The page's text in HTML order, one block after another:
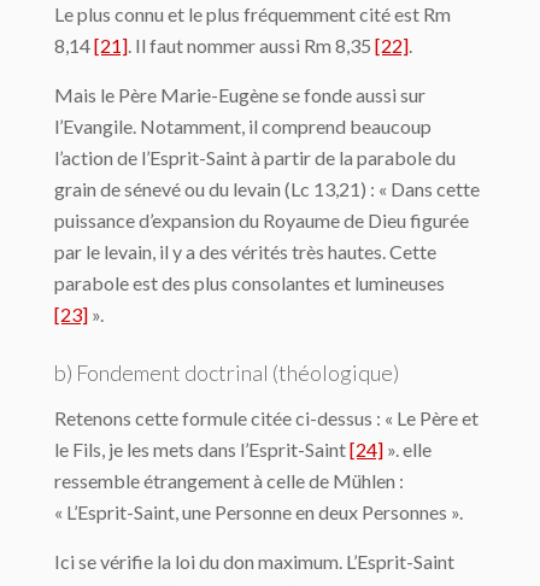
Le plus connu et le plus fréquemment cité est Rm
8,14[21] . Il faut nommer aussi Rm 8,35 [22]
Mais le Père Marie-Eugène se fonde aussi sur
l’Evangile. Notamment, il comprend beaucoup
l’action de l’Esprit-Saint à partir de la parabole du
grain de sénevé ou du levain (Lc 13,21) : « Dans cette
puissance d’expansion du Royaume de Dieu figurée
par le levain, il y a des vérités très hautes. Cette
parabole est des plus consolantes et lumineuses
[23] ».
b) Fondement doctrinal (théologique)
Retenons cette formule citée ci-dessus : « Le Père et
le Fils, je les mets dans l’Esprit-Saint[24] ». elle
ressemble étrangement à celle de Mühlen :
« L’Esprit-Saint, une Personne en deux Personnes ».
Ici se vérifie la loi du don maximum. L’Esprit-Saint